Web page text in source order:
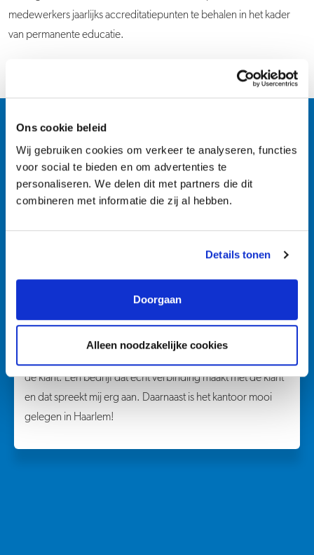
Ons cookie beleid
Wij gebruiken cookies om verkeer te analyseren, functies
voor social te bieden en om advertenties te
personaliseren. We delen dit met partners die dit
combineren met informatie die zij al hebben.
Details tonen
Doorgaan
Alleen noodzakelijke cookies
medewerkers jaarlijks accreditatiepunten te behalen in het kader
van permanente educatie.
Waarom werken bij
Mathot Medische
Speciaalzaken
Manager Marketing & Communicatie
Mathot is een bedrijf dat midden in de zorg staat en
de klant. Een bedrijf dat echt verbinding maakt met de klant
en dat spreekt mij erg aan. Daarnaast is het kantoor mooi
gelegen in Haarlem!